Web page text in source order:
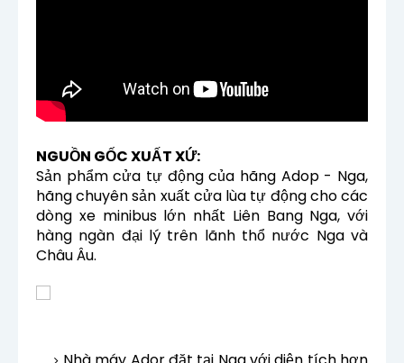
NGUỒN GỐC XUẤT XỨ:
Sản phẩm cửa tự động của hãng Adop - Nga,
hãng chuyên sản xuất cửa lùa tự động cho các
dòng xe minibus lớn nhất Liên Bang Nga, với
hàng ngàn đại lý trên lãnh thổ nước Nga và
Châu Âu.